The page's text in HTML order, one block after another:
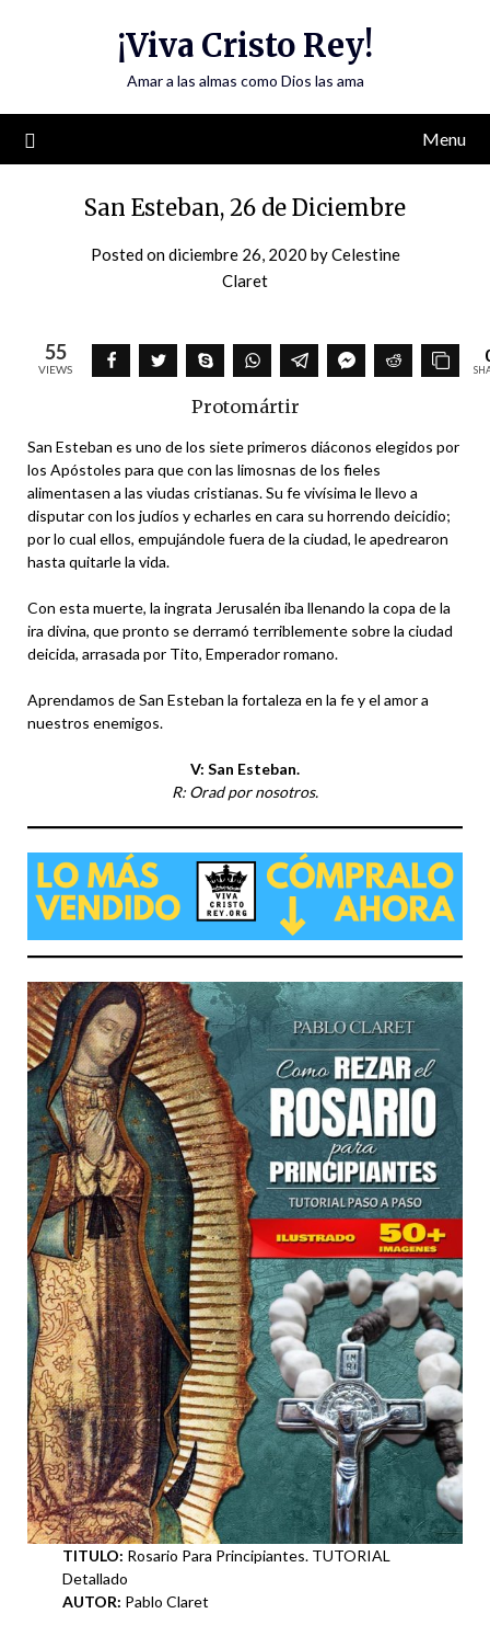
¡Viva Cristo Rey!
Amar a las almas como Dios las ama
Menu
San Esteban, 26 de Diciembre
Posted ondiciembre 26, 2020 byCelestine
Claret
55
VIEWS
Protomártir
San Esteban es uno de los siete primeros diáconos elegidos por
los Apóstoles para que con las limosnas de los fieles
alimentasen a las viudas cristianas. Su fe vivísima le llevo a
disputar con los judíos y echarles en cara su horrendo deicidio;
por lo cual ellos, empujándole fuera de la ciudad, le apedrearon
hasta quitarle la vida.
Con esta muerte, la ingrata Jerusalén iba llenando la copa de la
ira divina, que pronto se derramó terriblemente sobre la ciudad
deicida, arrasada por Tito, Emperador romano.
Aprendamos de San Esteban la fortaleza en la fe y el amor a
nuestros enemigos.
V: San Esteban.
R: Orad por nosotros.
TITULO: Rosario Para Principiantes. TUTORIAL
Detallado
AUTOR: Pablo Claret